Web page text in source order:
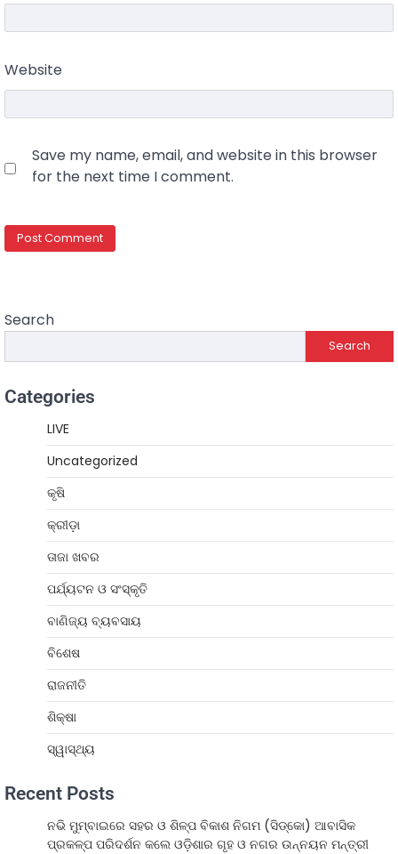
Website
Save my name, email, and website in this browser
for the next time I comment.
Search
Search
Categories
LIVE
Uncategorized
କୃଷି
କ୍ରୀଡ଼ା
ତାଜା ଖବର
ପର୍ଯ୍ୟଟନ ଓ ସଂସ୍କୃତି
ବାଣିଜ୍ୟ ବ୍ୟବସାୟ
ବିଶେଷ
ରାଜନୀତି
ଶିକ୍ଷା
ସ୍ୱାସ୍ଥ୍ୟ
Recent Posts
ନଭି ମୁମ୍ବାଇରେ ସହର ଓ ଶିଳ୍ପ ବିକାଶ ନିଗମ (ସିଡ୍‌କୋ) ଆବାସିକ
ପ୍ରକଳ୍ପ ପରିଦର୍ଶନ କଲେ ଓଡ଼ିଶାର ଗୃହ ଓ ନଗର ଉନ୍ନୟନ ମନ୍ତ୍ରୀ